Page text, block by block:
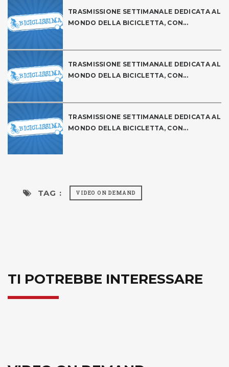
TRASMISSIONE SETTIMANALE DEDICATA AL
MONDO DELLA BICICLETTA, CON...
TRASMISSIONE SETTIMANALE DEDICATA AL
MONDO DELLA BICICLETTA, CON...
TRASMISSIONE SETTIMANALE DEDICATA AL
MONDO DELLA BICICLETTA, CON...
TAG : VIDEO ON DEMAND
TI POTREBBE INTERESSARE